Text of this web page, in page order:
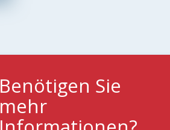
Benötigen Sie
mehr